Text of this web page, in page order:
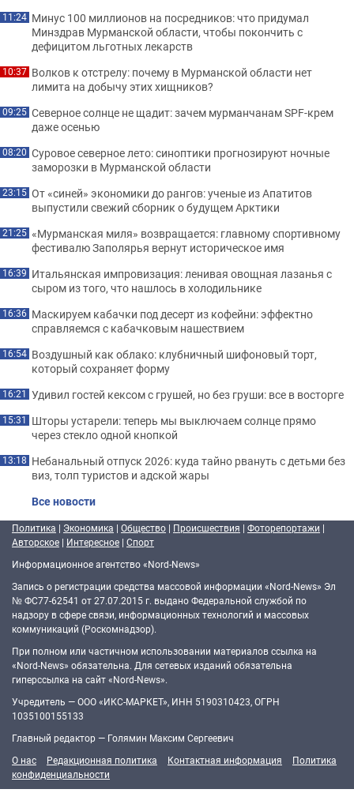
11:24 Минус 100 миллионов на посредников: что придумал
Минздрав Мурманской области, чтобы покончить с
дефицитом льготных лекарств
10:37 Волков к отстрелу: почему в Мурманской области нет
лимита на добычу этих хищников?
09:25 Северное солнце не щадит: зачем мурманчанам SPF-крем
даже осенью
08:20 Суровое северное лето: синоптики прогнозируют ночные
заморозки в Мурманской области
23:15 От «синей» экономики до рангов: ученые из Апатитов
выпустили свежий сборник о будущем Арктики
21:25 «Мурманская миля» возвращается: главному спортивному
фестивалю Заполярья вернут историческое имя
16:39 Итальянская импровизация: ленивая овощная лазанья с
сыром из того, что нашлось в холодильнике
16:36 Маскируем кабачки под десерт из кофейни: эффектно
справляемся с кабачковым нашествием
16:54 Воздушный как облако: клубничный шифоновый торт,
который сохраняет форму
16:21 Удивил гостей кексом с грушей, но без груши: все в восторге
15:31 Шторы устарели: теперь мы выключаем солнце прямо
через стекло одной кнопкой
13:18 Небанальный отпуск 2026: куда тайно рвануть с детьми без
виз, толп туристов и адской жары
Все новости
Политика | Экономика | Общество | Происшествия | Фоторепортажи |
Авторское | Интересное | Спорт
Информационное агентство «Nord-News»
Запись о регистрации средства массовой информации «Nord-News» Эл
№ ФС77-62541 от 27.07.2015 г. выдано Федеральной службой по
надзору в сфере связи, информационных технологий и массовых
коммуникаций (Роскомнадзор).
При полном или частичном использовании материалов ссылка на
«Nord-News» обязательна. Для сетевых изданий обязательна
гиперссылка на сайт «Nord-News».
Учредитель — ООО «ИКС-МАРКЕТ», ИНН 5190310423, ОГРН
1035100155133
Главный редактор — Голямин Максим Сергеевич
О нас
Редакционная политика Контактная информация
Политика
конфиденциальности